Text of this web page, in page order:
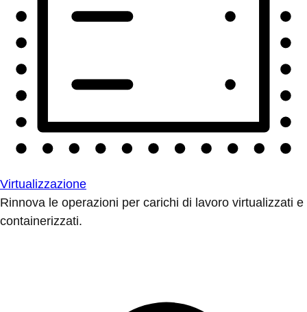
Virtualizzazione
Rinnova le operazioni per carichi di lavoro virtualizzati e
containerizzati.